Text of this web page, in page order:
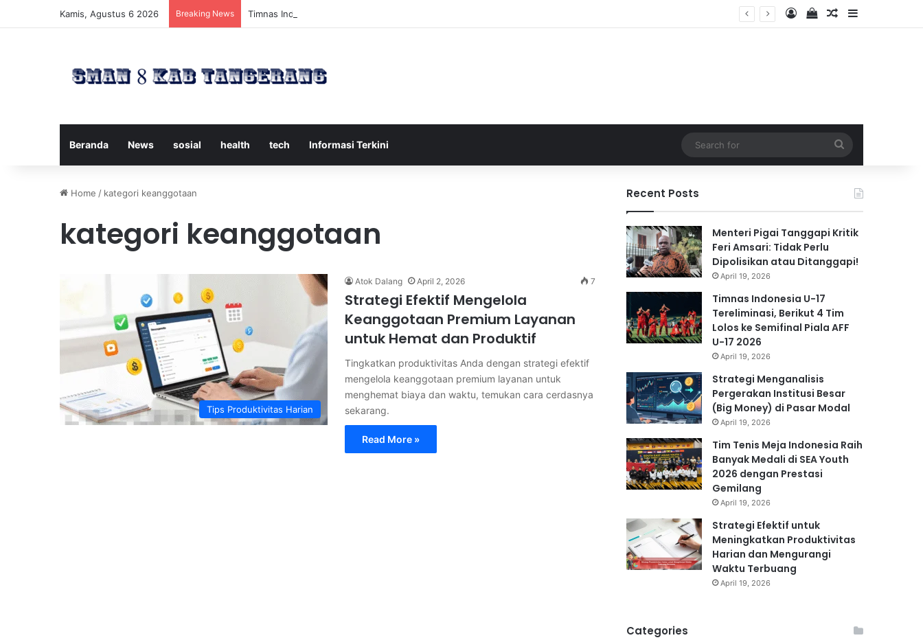
Kamis, Agustus 6 2026 Breaking News Timnas Indonesia U-17 Tereliminasi, Berikut 4 Tim Lolos ke Semifinal Piala AFF U-17 2026 Log InView your
Random Article
Sidebar
Beranda News sosial health tech Informasi Terkini
for
Home / kategori keanggotaan
kategori keanggotaan
Tips Produktivitas Harian
Atok Dalang April 2, 2026 7
Strategi Efektif Mengelola
Keanggotaan Premium Layanan
untuk Hemat dan Produktif
Tingkatkan produktivitas Anda dengan strategi efektif
mengelola keanggotaan premium layanan untuk
menghemat biaya dan waktu, temukan cara cerdasnya
sekarang.
Read More »
Recent Posts
Menteri Pigai Tanggapi Kritik
Feri Amsari: Tidak Perlu
Dipolisikan atau Ditanggapi!
April 19, 2026
Timnas Indonesia U-17
Tereliminasi, Berikut 4 Tim
Lolos ke Semifinal Piala AFF
U-17 2026
April 19, 2026
Strategi Menganalisis
Pergerakan Institusi Besar
(Big Money) di Pasar Modal
April 19, 2026
Tim Tenis Meja Indonesia Raih
Banyak Medali di SEA Youth
2026 dengan Prestasi
Gemilang
April 19, 2026
Strategi Efektif untuk
Meningkatkan Produktivitas
Harian dan Mengurangi
Waktu Terbuang
April 19, 2026
Categories